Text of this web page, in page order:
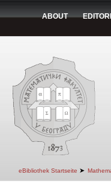
ABOUT
eBibliothek Startseite ➤